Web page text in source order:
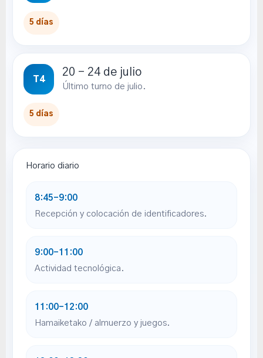
5 días
T4
20 – 24 de julio
Último turno de julio.
5 días
Horario diario
8:45–9:00
Recepción y colocación de identificadores.
9:00–11:00
Actividad tecnológica.
11:00–12:00
Hamaiketako / almuerzo y juegos.